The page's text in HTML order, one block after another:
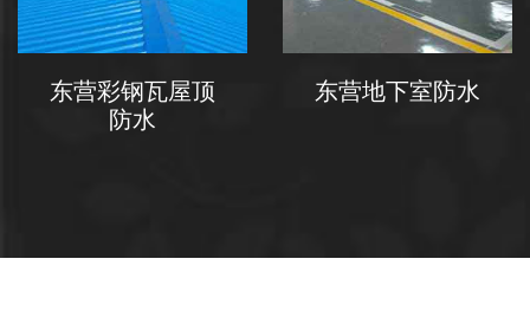
东营彩钢瓦屋顶
防水
东营地下室防水